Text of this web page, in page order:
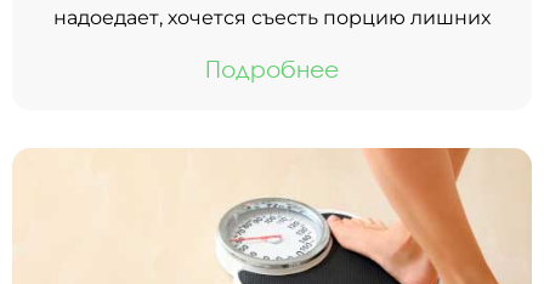
надоедает, хочется съесть порцию лишних
Подробнее